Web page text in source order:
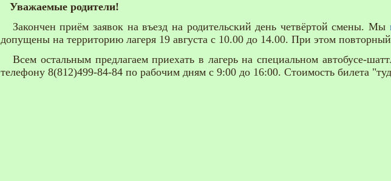
Уважаемые родители!
Закончен приём заявок на въезд на родительский день четвёртой смены. Мы
допущены на территорию лагеря 19 августа с 10.00 до 14.00. При этом
Всем остальным предлагаем приехать в лагерь на специальном автобусе-
телефону 8(812)499-84-84 по рабочим дням с 9:00 до 16:00. Стоимость билета